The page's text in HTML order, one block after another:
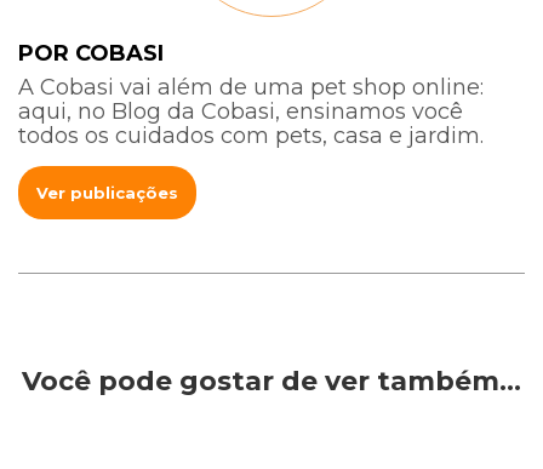
POR COBASI
A Cobasi vai além de uma pet shop online:
aqui, no Blog da Cobasi, ensinamos você
todos os cuidados com pets, casa e jardim.
Ver publicações
Você pode gostar de ver também…